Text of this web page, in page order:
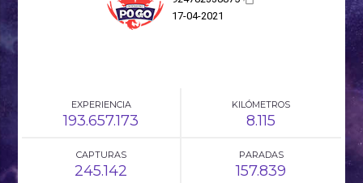
17-04-2021
EXPERIENCIA
193.657.173
KILÓMETROS
8.115
CAPTURAS
245.142
PARADAS
157.839